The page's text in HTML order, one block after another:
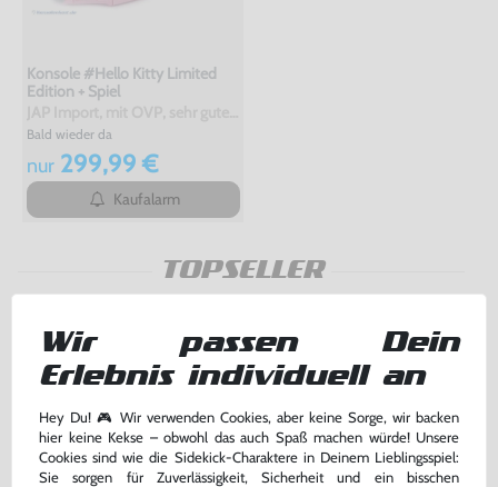
Konsole #Hello Kitty Limited
Edition + Spiel
Bald wieder da
nur299,99 €
Kaufalarm
TOPSELLER
Wir passen Dein
Erlebnis individuell an
Hey Du! 🎮 Wir verwenden Cookies, aber keine Sorge, wir backen
hier keine Kekse – obwohl das auch Spaß machen würde! Unsere
Cookies sind wie die Sidekick-Charaktere in Deinem Lieblingsspiel:
Sie sorgen für Zuverlässigkeit, Sicherheit und ein bisschen